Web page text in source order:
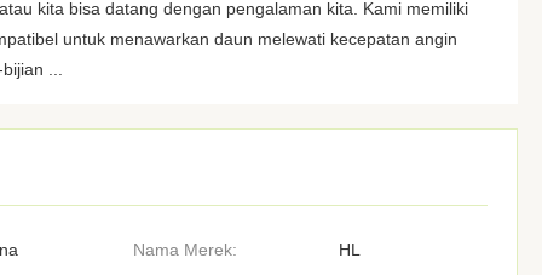
kita bisa datang dengan pengalaman kita. Kami memiliki
untuk menawarkan daun melewati kecepatan angin
...
Nama Merek: HL